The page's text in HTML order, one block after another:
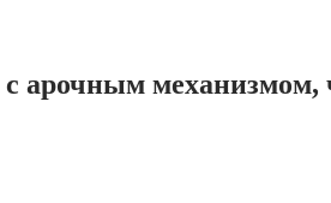
с арочным